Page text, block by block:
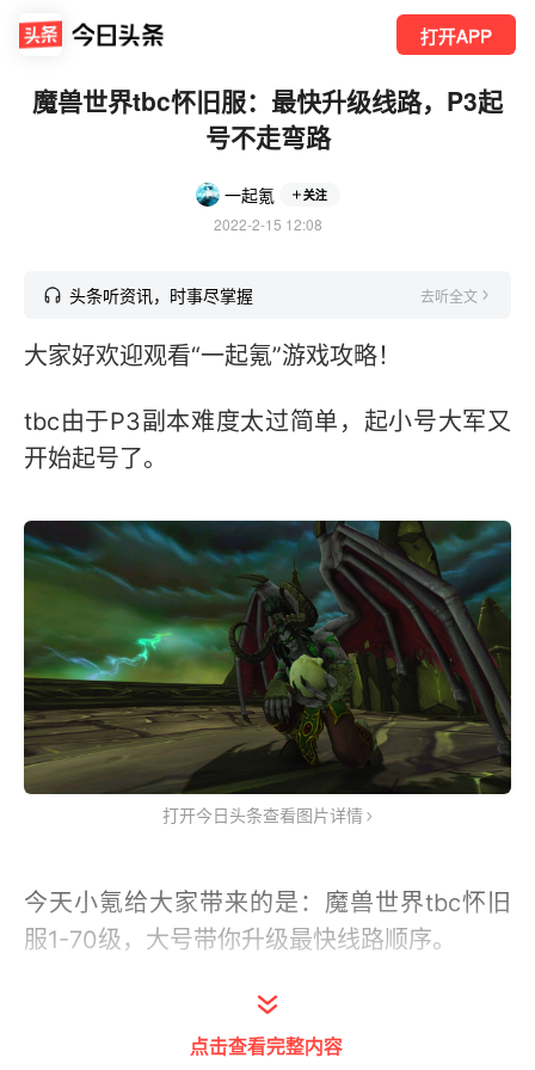
打开APP
魔兽世界tbc怀旧服：最快升级线路，P3起
号不走弯路
一起氪 关注
2022-2-15 12:08
头条听资讯，时事尽掌握 去听全文
大家好欢迎观看“一起氪”游戏攻略！
tbc由于P3副本难度太过简单，起小号大军又
开始起号了。
打开今日头条查看图片详情
今天小氪给大家带来的是：魔兽世界tbc怀旧
服1-70级，大号带你升级最快线路顺序。
1-15级：可以去西部荒野炸螃蟹，大约3-5小
时就可以站桩到15级。点击查看完整内容